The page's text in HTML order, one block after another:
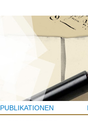
PUBLIKATIONEN